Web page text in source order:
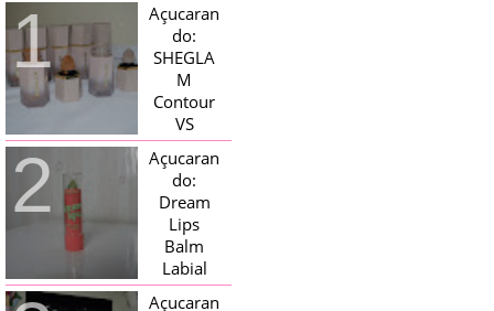
Açucaran
do:
SHEGLA
M
Contour
VS
Bronzer!
HELLO AÇUCARADAS, E NESTE
MÊS CHEGOU AQUI EM CASA UMA
CAIXA RECHEADA DE SHEGLAM,
TINHA BLUSH, ILUMINADORES E
TODOS OS BRONZER E
CONTORNOS ...
Açucaran
do:
Dream
Lips
Balm
Labial
Magico
Açucaran